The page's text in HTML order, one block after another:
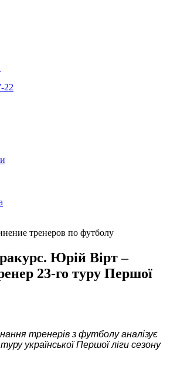
22
тренеров по футболу
Юрій Вірт –
23-го туру Першої
тренерів з футболу аналізує
української Першої ліги сезону